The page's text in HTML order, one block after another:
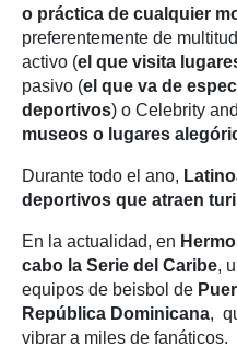
o práctica de cualquier
preferentemente de
activo (el que visita
pasivo (el que va de
deportivos) o Celebrity
museos o lugares
Durante todo el ano,
deportivos que atraen
En la actualidad, en
cabo la Serie del Caribe,
equipos de beisbol de
República Dominicana,
vibrar a miles de fanáticos.